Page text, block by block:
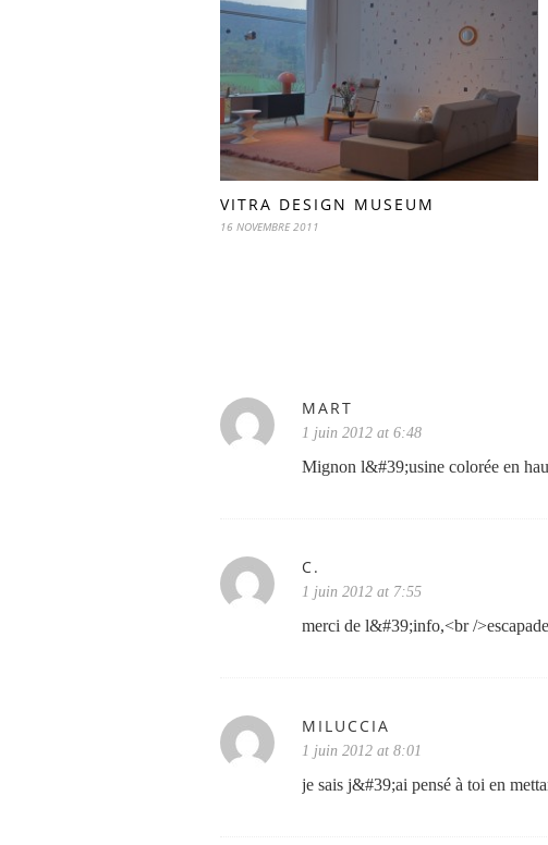
VITRA DESIGN MUSEUM
16 NOVEMBRE 2011
MART
1 juin 2012 at 6:48
Mignon l&#39;usine colorée en
C.
1 juin 2012 at 7:55
merci de l&#39;info,<br /
MILUCCIA
1 juin 2012 at 8:01
je sais j&#39;ai pensé à toi en